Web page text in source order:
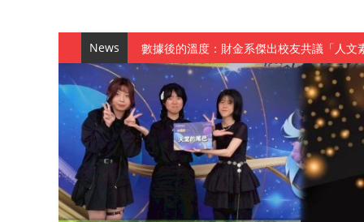
News
數據後的溫度：財金系傑出校友共議「人
森城建設股份有限公司捐贈 嘉惠行管系莘
產學合作新里程！財金系師生參訪中租控股
英文公園 315期
【 第404期 】影視系榮獲59屆美國休士頓
【 第404期 】你抓得到我嗎？數媒系VR新
【 第404期 】數媒系《光影潛歷史》榮獲